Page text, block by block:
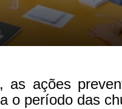
as ações
o período das